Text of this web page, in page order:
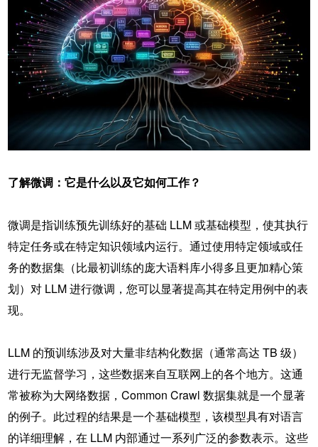
了解微调：它是什么以及它如何工作？
微调是指训练预先训练好的基础 LLM 或基础模型，使其执行
特定任务或在特定知识领域内运行。通过使用特定领域或任
务的数据集（比最初训练的庞大语料库小得多且更加精心策
划）对 LLM 进行微调，您可以显著提高其在特定用例中的表
现。
LLM 的预训练涉及对大量非结构化数据（通常高达 TB 级）
进行无监督学习，这些数据来自互联网上的各个地方。这通
常被称为大网络数据，Common Crawl 数据集就是一个显著
的例子。此过程的结果是一个基础模型，该模型具有对语言
的详细理解，在 LLM 内部通过一系列广泛的参数表示。这些